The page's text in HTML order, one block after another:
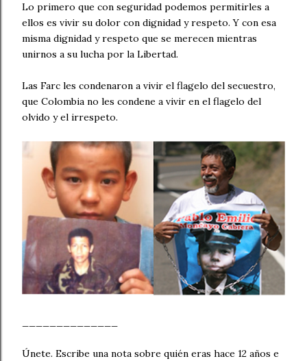
Lo primero que con seguridad podemos permitirles a
ellos es vivir su dolor con dignidad y respeto. Y con esa
misma dignidad y respeto que se merecen mientras
unirnos a su lucha por la Libertad.
Las Farc les condenaron a vivir el flagelo del secuestro,
que Colombia no les condene a vivir en el flagelo del
olvido y el irrespeto.
Únete. Escribe una nota sobre quién eras hace 12 años e